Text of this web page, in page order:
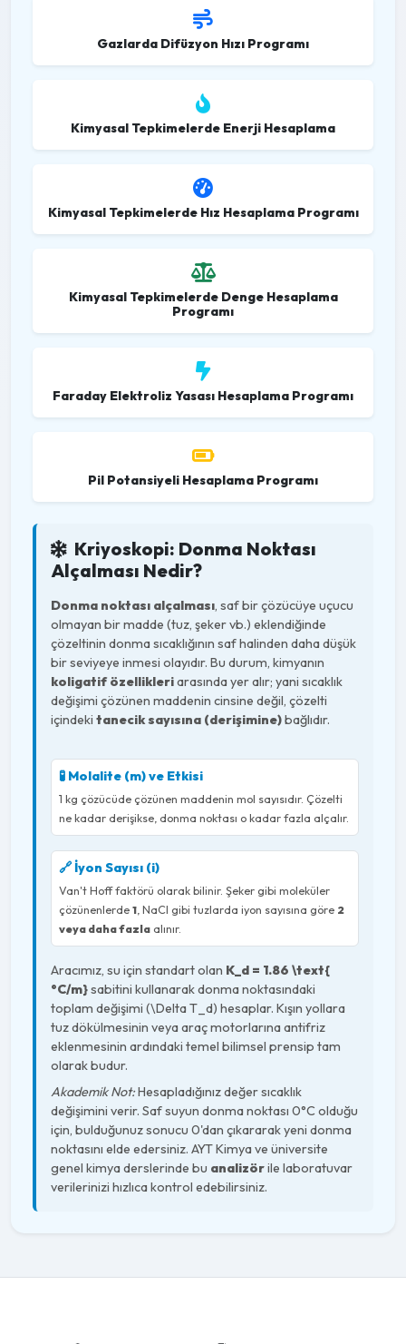
Gazlarda Difüzyon Hızı Programı
Kimyasal Tepkimelerde Enerji Hesaplama
Kimyasal Tepkimelerde Hız Hesaplama Programı
Kimyasal Tepkimelerde Denge Hesaplama
Programı
Faraday Elektroliz Yasası Hesaplama Programı
Pil Potansiyeli Hesaplama Programı
Kriyoskopi: Donma Noktası
Alçalması Nedir?
Donma noktası alçalması, saf bir çözücüye uçucu
olmayan bir madde (tuz, şeker vb.) eklendiğinde
çözeltinin donma sıcaklığının saf halinden daha düşük
bir seviyeye inmesi olayıdır. Bu durum, kimyanın
koligatif özellikleriarasında yer alır; yani sıcaklık
değişimi çözünen maddenin cinsine değil, çözelti
içindeki tanecik sayısına (derişimine)bağlıdır.
🧪 Molalite (m) ve Etkisi
1 kg çözücüde çözünen maddenin mol sayısıdır. Çözelti
ne kadar derişikse, donma noktası o kadar fazla alçalır.
🔗 İyon Sayısı (i)
Van't Hoff faktörü olarak bilinir. Şeker gibi moleküler
çözünenlerde1 , NaCl gibi tuzlarda iyon sayısına göre 2
veya daha fazla alınır.
Aracımız, su için standart olan K_d = 1.86 \text{
°C/m}sabitini kullanarak donma noktasındaki
toplam değişimi (\Delta T_d) hesaplar. Kışın yollara
tuz dökülmesinin veya araç motorlarına antifriz
eklenmesinin ardındaki temel bilimsel prensip tam
olarak budur.
Akademik Not:Hesapladığınız değer sıcaklık
değişimini verir. Saf suyun donma noktası 0°C olduğu
için, bulduğunuz sonucu 0'dan çıkararak yeni donma
noktasını elde edersiniz. AYT Kimya ve üniversite
genel kimya derslerinde bu analizörile laboratuvar
verilerinizi hızlıca kontrol edebilirsiniz.